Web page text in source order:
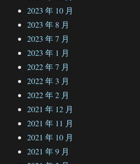
2023 年 10 月
2023 年 8 月
2023 年 7 月
2023 年 1 月
2022 年 7 月
2022 年 3 月
2022 年 2 月
2021 年 12 月
2021 年 11 月
2021 年 10 月
2021 年 9 月